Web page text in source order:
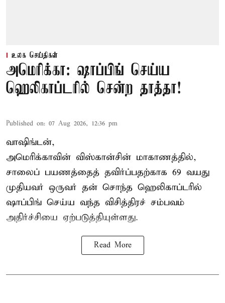
உலக செய்திகள்
அமெரிக்கா: ஷாப்பிங் செய்ய
ஹெலிகாப்டரில் சென்ற தாத்தா!
Published on: 07 Aug 2026, 12:36 pm
வாஷிங்டன்,
அமெரிக்காவின் விஸ்கான்சின் மாகாணத்தில்,
சாலைப் பயணத்தைத் தவிர்ப்பதற்காக 69 வயது
முதியவர் ஒருவர் தன் சொந்த ஹெலிகாப்டரில்
ஷாப்பிங் செய்ய வந்த விசித்திரச் சம்பவம்
அதிர்ச்சியை ஏற்படுத்தியுள்ளது.
Read More